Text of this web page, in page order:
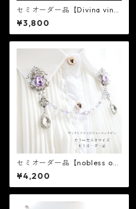
セミオーダー品【Divina vindi
cta】シルバースパイクピアス
（イヤリング変更可能）
¥3,800
セミオーダー品【nobless obli
ge】ヴィクトリアンビジュー
シルバータックピン
¥4,200